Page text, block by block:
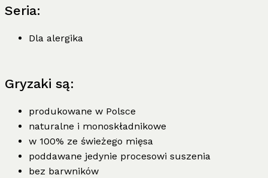
Seria:
Dla alergika
Gryzaki są:
produkowane w Polsce
naturalne i monoskładnikowe
w 100% ze świeżego mięsa
poddawane jedynie procesowi suszenia
bez barwników